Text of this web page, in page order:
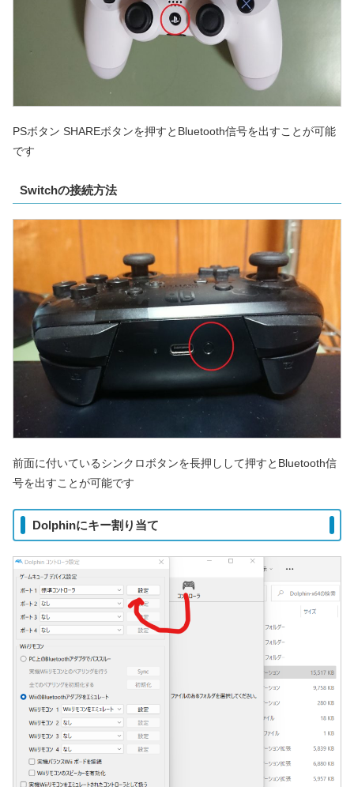
PSボタン SHAREボタンを押すとBluetooth信号を出すことが可能
です
Switchの接続方法
前面に付いているシンクロボタンを長押しして押すとBluetooth信
号を出すことが可能です
Dolphinにキー割り当て